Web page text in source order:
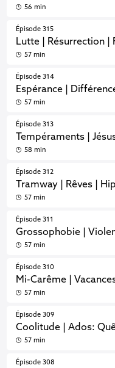
56 min
Épisode 315
Lutte | Résurrection |
57 min
Épisode 314
Espérance |
57 min
Épisode 313
Tempéraments |
58 min
Épisode 312
Tramway | Rêves |
57 min
Épisode 311
Grossophobie |
57 min
Épisode 310
Mi-Carême |
57 min
Épisode 309
Coolitude | Ados:
57 min
Épisode 308